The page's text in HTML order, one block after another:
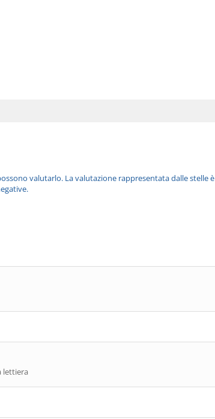
valutarlo. La valutazione rappresentata dalle
lettiera